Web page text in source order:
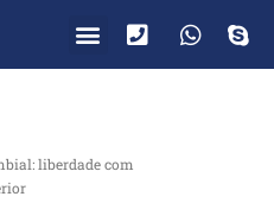
liberdade com